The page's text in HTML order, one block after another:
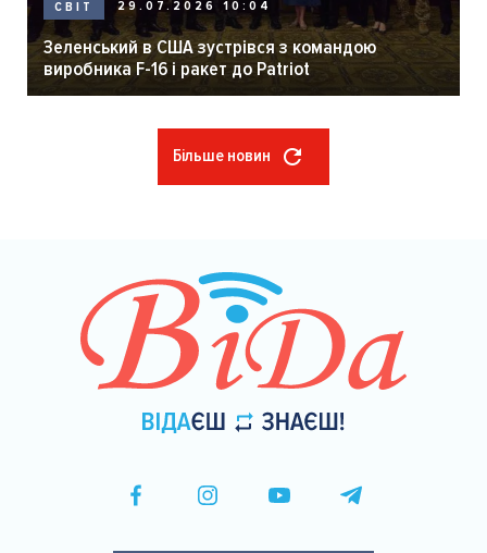
СВІТ 29.07.2026 10:04
Зеленський в США зустрівся з командою
виробника F-16 і ракет до Patriot
Більше новин